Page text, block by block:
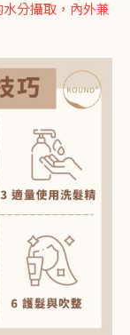
分攝取，內外兼